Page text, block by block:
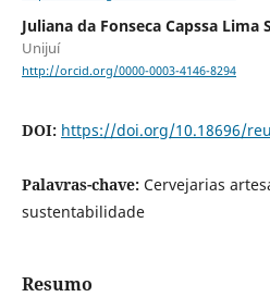
Juliana da Fonseca Capssa Lima
Unijuí
http://orcid.org/0000-0003-4146-8294
DOI: https://doi.org/10.18696/
Palavras-chave: Cervejarias
sustentabilidade
Resumo